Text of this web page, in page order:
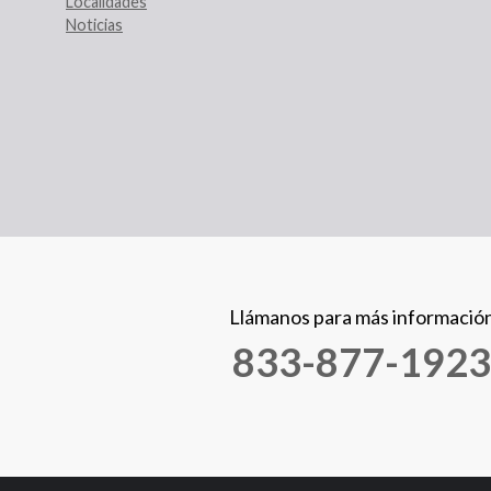
Noticias
Llámanos para más
833-877-1923